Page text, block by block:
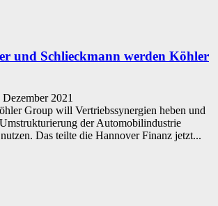
und Schlieckmann werden Köhler
Dezember 2021
Group will Vertriebssynergien heben und
der Automobilindustrie
Das teilte die Hannover Finanz jetzt...